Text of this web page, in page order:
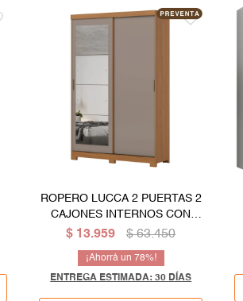
ROPERO LUCCA 2 PUERTAS 2
CAJONES INTERNOS CON
ESPEJO GUARDARROPA
$ 13.959 $ 63.450
78
ENTREGA ESTIMADA: 30 DÍAS